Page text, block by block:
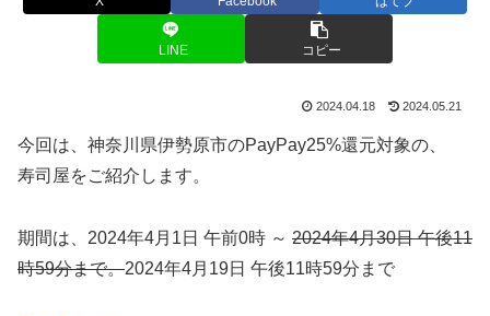
LINE コピー
2024.04.18 2024.05.21
今回は、神奈川県伊勢原市のPayPay25%還元対象の、
寿司屋をご紹介します。
期間は、2024年4月1日 午前0時 ～ 2024年4月30日 午後11
時59分まで。2024年4月19日 午後11時59分まで